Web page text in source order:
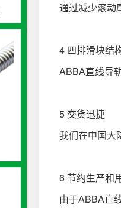
通过减少滚动
4 四排滑块结
ABBA直线导
5 交货迅捷
我们在中国大
6 节约生产和
由于ABBA直